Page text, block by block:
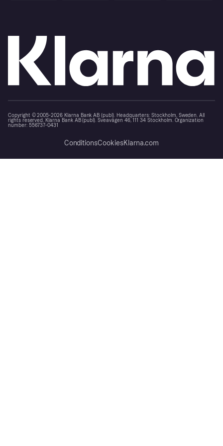
Copyright © 2005-2026 Klarna Bank AB (publ). Headquarters: Stockholm, Sweden. All
rights reserved. Klarna Bank AB (publ). Sveavägen 46, 111 34 Stockholm. Organization
number: 556737-0431
ConditionsCookiesKlarna.com